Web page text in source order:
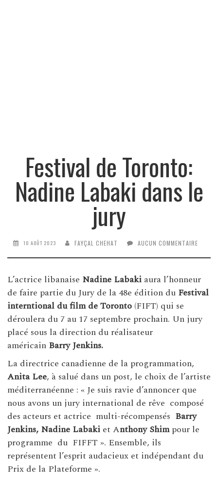
Festival de Toronto:
Nadine Labaki dans le
jury
10 AOÛT 2023 FAYÇAL CHEHAT AUCUN COMMENTAIRE
L’actrice libanaise Nadine Labaki aura l’honneur
de faire partie du Jury de la 48e édition du Festival
interntional du film de Toronto (FIFT) qui se
déroulera du 7 au 17 septembre prochain. Un jury
placé sous la direction du réalisateur
américain Barry Jenkins.
La directrice canadienne de la programmation,
Anita Lee, à salué dans un post, le choix de l’artiste
méditerranéenne : « Je suis ravie d’annoncer que
nous avons un jury international de rêve composé
des acteurs et actrice multi-récompensés Barry
Jenkins, Nadine Labaki et Anthony Shimpour le
programme du FIFFT ». Ensemble, ils
représentent l’esprit audacieux et indépendant du
Prix de la Plateforme ».